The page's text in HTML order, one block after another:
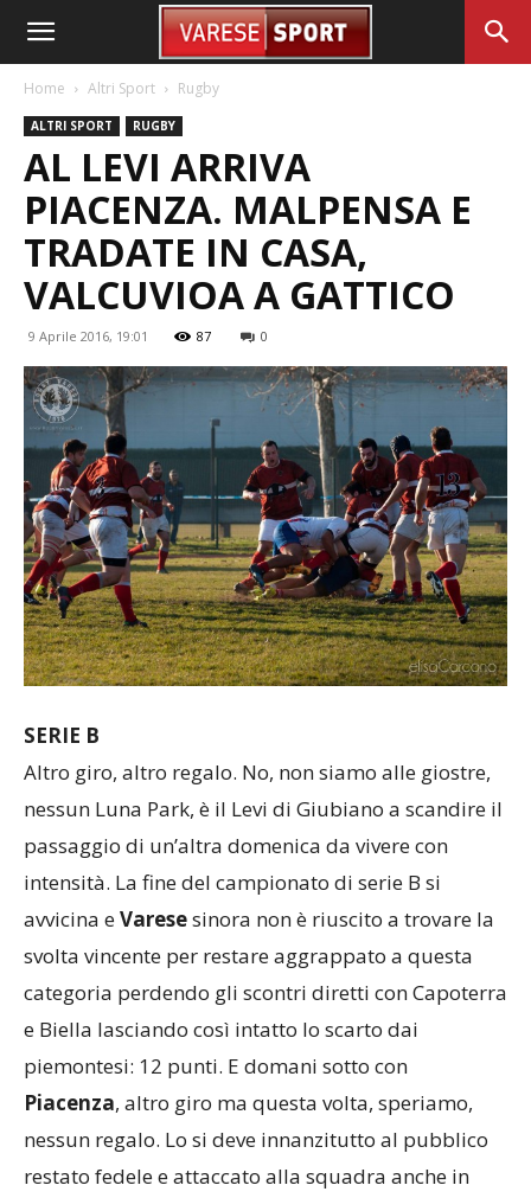
Home Altri Sport Rugby
ALTRI SPORT RUGBY
AL LEVI ARRIVA
PIACENZA. MALPENSA E
TRADATE IN CASA,
VALCUVIOA A GATTICO
9 Aprile 2016, 19:01 87 0
SERIE B
Altro giro, altro regalo. No, non siamo alle giostre,
nessun Luna Park, è il Levi di Giubiano a scandire il
passaggio di un’altra domenica da vivere con
intensità. La fine del campionato di serie B si
avvicina eVaresesinora non è riuscito a trovare la
svolta vincente per restare aggrappato a questa
categoria perdendo gli scontri diretti con Capoterra
e Biella lasciando così intatto lo scarto dai
piemontesi: 12 punti. E domani sotto con
Piacenza, altro giro ma questa volta, speriamo,
nessun regalo. Lo si deve innanzitutto al pubblico
restato fedele e attaccato alla squadra anche in